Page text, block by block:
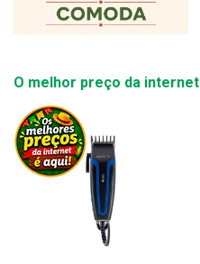
O melhor preço da internet